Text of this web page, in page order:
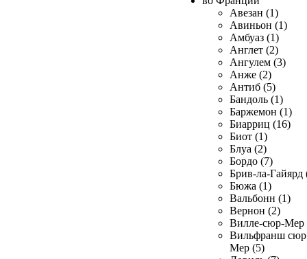
Авезан (1)
Авиньон (1)
Амбуаз (1)
Англет (2)
Ангулем (3)
Анже (2)
Антиб (5)
Бандоль (1)
Баржемон (1)
Биарриц (16)
Биот (1)
Блуа (2)
Бордо (7)
Брив-ла-Гайярд
Бюжа (1)
Вальбонн (1)
Вернон (2)
Вилле-сюр-Мер
Вильфранш сюр
Мер (5)